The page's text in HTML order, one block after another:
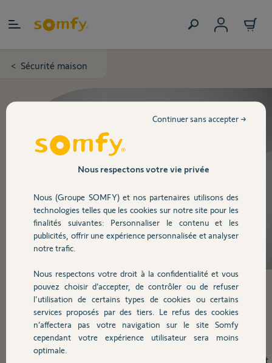
> Sécurité maison
Détecteurs d'intrusion
Complétez votre installation avec de nouveaux
détecteurs de mouvement ou d'ouverture Somfy Protect.
Nous respectons votre vie privée
Nous (Groupe SOMFY) et nos partenaires utilisons des
technologies telles que les cookies sur notre site pour les
finalités suivantes: Personnaliser le contenu et les
publicités, offrir une expérience personnalisée et analyser
notre trafic.
Nous respectons votre droit à la confidentialité et vous
pouvez choisir d’accepter, de contrôler ou de refuser
l'utilisation de certains types de cookies ou certains
services proposés par des tiers. Le refus des cookies
n’affectera pas votre navigation sur le site Somfy
cependant votre expérience utilisateur sera moins
optimale.
Continuer sans accepter →